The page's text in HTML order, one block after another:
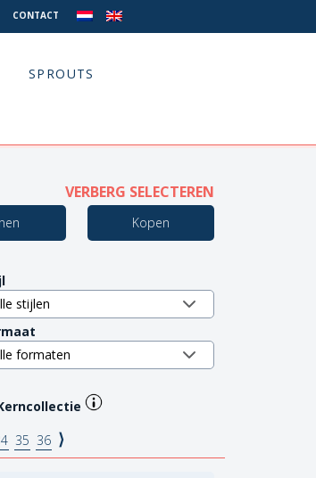
CONTACT
SPROUTS
VERBERG SELECTEREN
Kopen
35 36 ⟩